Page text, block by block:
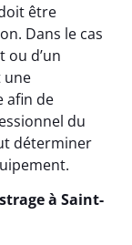
être
Dans le cas
ou d’un
une
afin de
du
déterminer
à Saint-